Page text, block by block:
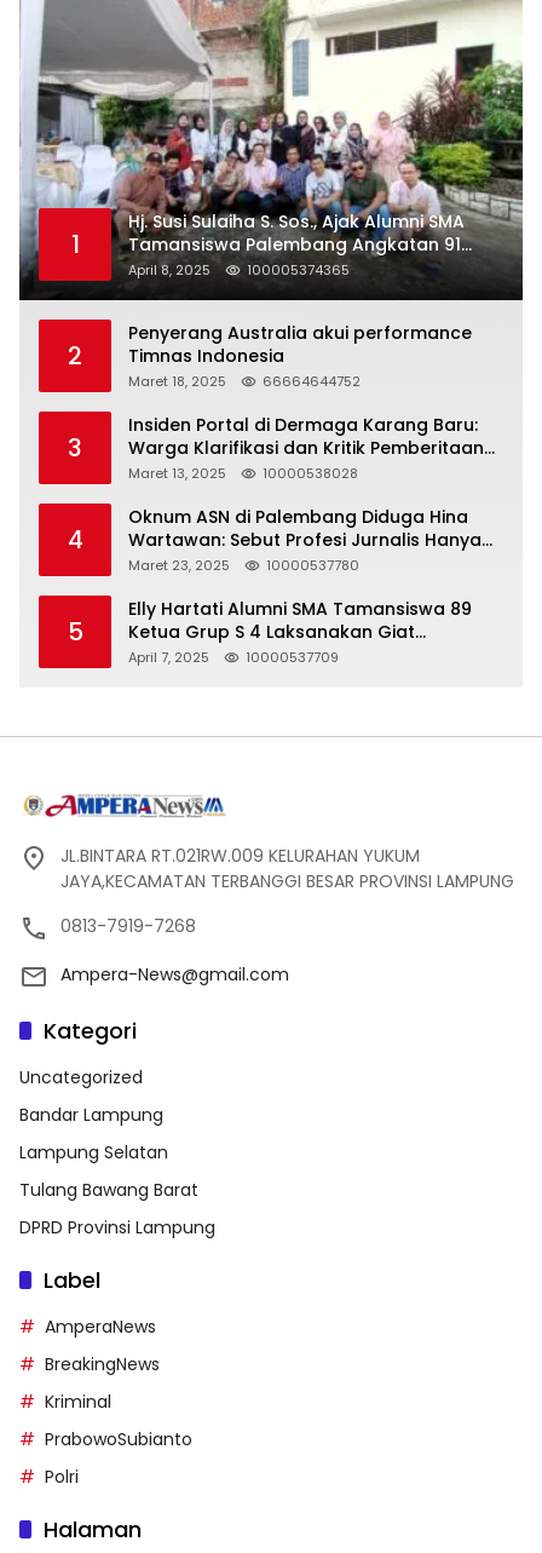
1
Hj. Susi Sulaiha S. Sos., Ajak Alumni SMA
Tamansiswa Palembang Angkatan 91
Halal Bihalal
April 8, 2025 100005374365
2
Penyerang Australia akui performance
Timnas Indonesia
Maret 18, 2025 66664644752
3
Insiden Portal di Dermaga Karang Baru:
Warga Klarifikasi dan Kritik Pemberitaan
yang Tidak Akurat
Maret 13, 2025 10000538028
4
Oknum ASN di Palembang Diduga Hina
Wartawan: Sebut Profesi Jurnalis Hanya
Seharga 2 Liter Bensin, Berujung Dugaan
Maret 23, 2025 10000537780
5
Elly Hartati Alumni SMA Tamansiswa 89
Ketua Grup S 4 Laksanakan Giat
Silaturahmi
April 7, 2025 10000537709
JL.BINTARA RT.021RW.009 KELURAHAN YUKUM
JAYA,KECAMATAN TERBANGGI BESAR PROVINSI LAMPUNG
0813-7919-7268
Ampera-News@gmail.com
Kategori
Uncategorized
Bandar Lampung
Lampung Selatan
Tulang Bawang Barat
DPRD Provinsi Lampung
Label
AmperaNews
BreakingNews
Kriminal
PrabowoSubianto
Polri
Halaman